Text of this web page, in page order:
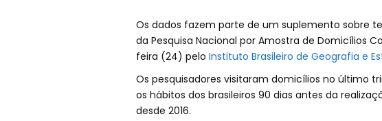
Os dados fazem parte de um suplemento sobre
da Pesquisa Nacional por Amostra de Domicílios
feira (24) pelo Instituto Brasileiro de Geografia e
Os pesquisadores visitaram domicílios no último
os hábitos dos brasileiros 90 dias antes da
desde 2016.